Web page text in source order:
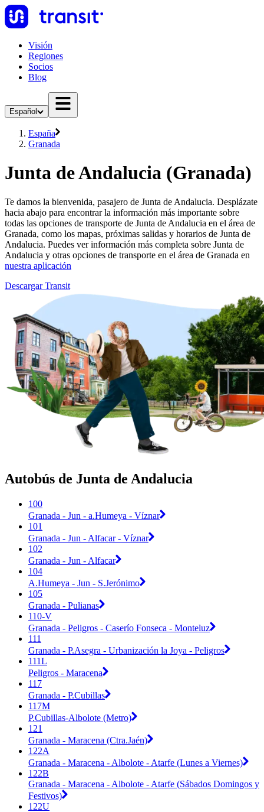
Visión
Regiones
Socios
Blog
Español
España
Granada
Junta de Andalucia (Granada)
Te damos la bienvenida, pasajero de Junta de Andalucia. Desplázate
hacia abajo para encontrar la información más importante sobre
todas las opciones de transporte de Junta de Andalucia en el área de
Granada, como los mapas, próximas salidas y horarios de Junta de
Andalucia. Puedes ver información más completa sobre Junta de
Andalucia y otras opciones de transporte en el área de Granada en
nuestra aplicación
Descargar Transit
Autobús de Junta de Andalucia
100
Granada - Jun - a.Humeya - Víznar
101
Granada - Jun - Alfacar - Víznar
102
Granada - Jun - Alfacar
104
A.Humeya - Jun - S.Jerónimo
105
Granada - Pulianas
110-V
Granada - Peligros - Caserío Fonseca - Monteluz
111
Granada - P.Asegra - Urbanización la Joya - Peligros
111L
Peligros - Maracena
117
Granada - P.Cubillas
117M
P.Cubillas-Albolote (Metro)
121
Granada - Maracena (Ctra.Jaén)
122A
Granada - Maracena - Albolote - Atarfe (Lunes a Viernes)
122B
Granada - Maracena - Albolote - Atarfe (Sábados Domingos y
Festivos)
122U